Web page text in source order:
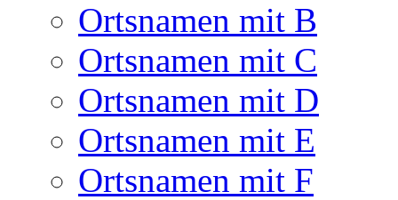
Ortsnamen mit B
Ortsnamen mit C
Ortsnamen mit D
Ortsnamen mit E
Ortsnamen mit F